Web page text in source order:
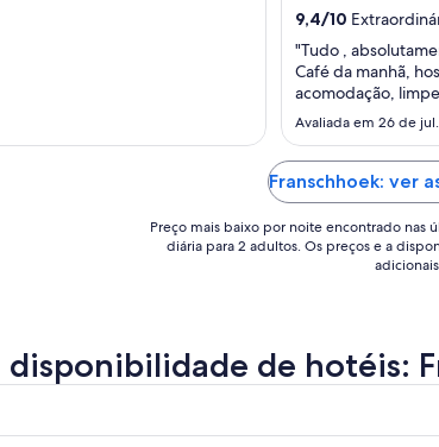
ago.
de
ago..
9,4/10
"Tudo ,
Café da manhã,
acomodação,
entretenimento do
demais! Tenham
propriedade é
diferentes tipos
distantes umas
Avaliada em 26 de
Franschhoek: ver
Preço mais baixo por noite encontrado nas
diária para 2 adultos. Os preços e a
disponibilidade de hotéis: